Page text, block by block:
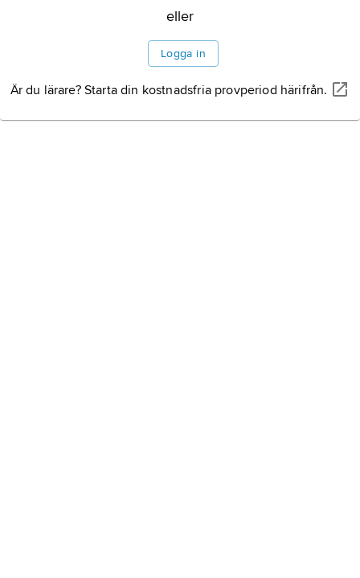
eller
Logga in
Är du lärare? Starta din kostnadsfria provperiod härifrån.